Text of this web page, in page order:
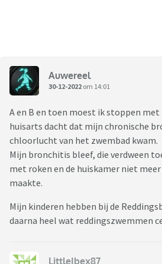
Auwereel
30-12-2022 om 14:01
A en B en toen moest ik stoppen
huisarts dacht dat mijn chronische
chloorlucht van het zwembad kwam.
Mijn bronchitis bleef, die verdween
met roken en de huiskamer niet
maakte.
Mijn kinderen hebben bij de
daarna heel wat reddingszwemmen
LittleIbex87